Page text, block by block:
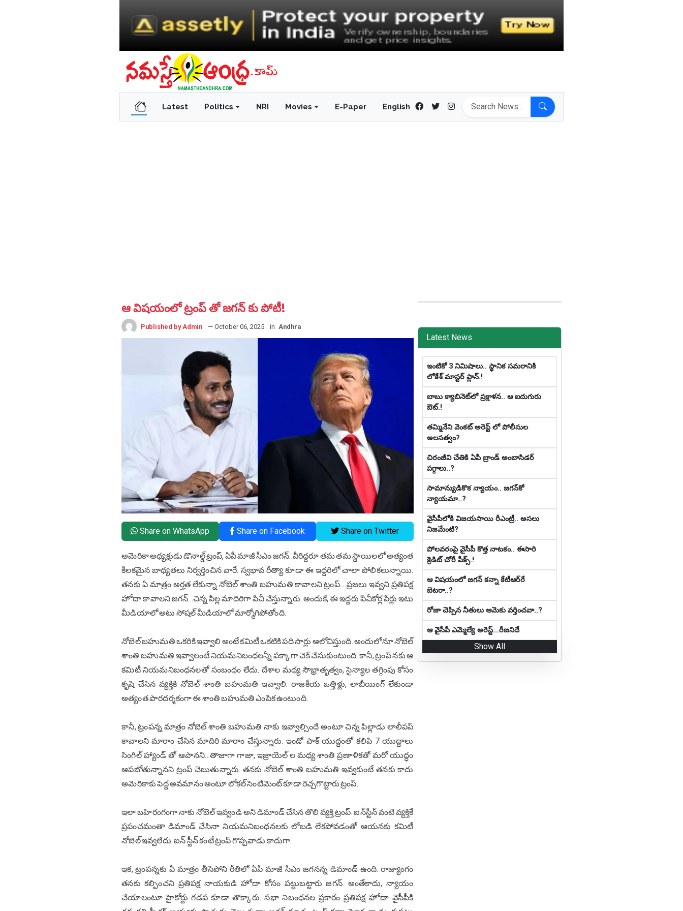
Latest Politics NRI Movies E-Paper English
ఆ విషయంలో ట్రంప్ తో జగన్ కు పోటీ!
Published by Admin — October 06, 2025 in Andhra
Share on WhatsApp Share on Facebook Share on Twitter
అమెరికా అధ్యక్షుడు డొనాల్డ్ ట్రంప్, ఏపీ మాజీ సీఎం జగన్..వీరిద్దరూ తమ తమ స్థాయిలలో అత్యంత
కీలకమైన బాధ్యతలు నిర్వర్తించిన వారే. స్వభావ రీత్యా కూడా ఈ ఇద్దరిలో చాలా పోలికలున్నాయి.
తనకు ఏ మాత్రం అర్హత లేకున్నా నోబెల్ శాంతి బహుమతి కావాలని ట్రంప్....ప్రజలు ఇవ్వని ప్రతిపక్ష
హోదా కావాలని జగన్...చిన్న పిల్ల మాదిరిగా పేచీ చేస్తున్నారు. అందుకే, ఈ ఇద్దరు పేచీకోర్ల పేర్లు ఇటు
మీడియాలో అటు సోషల్ మీడియాలో మార్మోగిపోతోంది.
నోబెల్ బహుమతి ఒకరికి ఇవ్వాలి అంటే కమిటీ ఒకటికి పది సార్లు ఆలోచిస్తుంది. అందులోనూ నోబెల్
శాంతి బహుమతి ఇవ్వాలంటే నియమనిబంధలన్నీ పక్కాగా చెక్ చేసుకుంటుంది. కానీ, ట్రంప్ నకు ఆ
కమిటీ నియమనిబంధనలతో సంబంధం లేదు. దేశాల మధ్య సౌభ్రాతృత్వం, సైన్యాల తగ్గింపు కోసం
కృషి చేసిన వ్యక్తికి నోబెల్ శాంతి బహుమతి ఇవ్వాలి. రాజకీయ ఒత్తిళ్లు, లాబీయింగ్ లేకుండా
అత్యంత పారదర్శకంగా ఈ శాంతి బహుమతి ఎంపిక ఉంటుంది.
కానీ, ట్రంపన్న మాత్రం నోబెల్ శాంతి బహుమతి నాకు ఇవ్వాల్సిందే అంటూ చిన్న పిల్లాడు లాలీపప్
కావాలని మారాం చేసిన మాదిరి మారాం చేస్తున్నారు. ఇండో పాక్ యుద్ధంతో కలిపి 7 యుద్ధాలు
సింగిల్ హ్యాండ్ తో ఆపానని...తాజాగా గాజా, ఇజ్రాయెల్ ల మధ్య శాంతి ప్రణాళికతో మరో యుద్ధం
ఆపబోతున్నానని ట్రంప్ చెబుతున్నారు. తనకు నోబెల్ శాంతి బహుమతి ఇవ్వకుంటే తనకు కాదు
అమెరికాకు పెద్ద అవమానం అంటూ లోకల్ సెంటిమెంట్ కూడా రెచ్చగొట్టారు ట్రంప్.
ఇలా బహిరంగంగా నాకు నోబెల్ ఇవ్వండి అని డిమాండ్ చేసిన తొలి వ్యక్తి ట్రంప్. ఐన్‌స్టీన్‌ వంటి వ్యక్తికే
ప్రపంచమంతా డిమాండ్ చేసినా నియమనిబంధనలకు లోబడి లేకపోవడంతో ఆయనకు కమిటీ
నోబెల్ ఇవ్వలేదు. ఐన్ స్టీన్ కంటే ట్రంప్ గొప్పవాడు కాదుగా.
ఇక, ట్రంపన్నకు ఏ మాత్రం తీసిపోని రీతిలో ఏపీ మాజీ సీఎం జగనన్న డిమాండ్ ఉంది. రాజ్యాంగం
తనకు కల్పించని ప్రతిపక్ష నాయకుడి హోదా కోసం పట్టుబట్టారు జగన్. అంతేకాదు, న్యాయం
చేయాలంటూ హైకోర్టు గడప కూడా తొక్కారు. సభా నిబంధనల ప్రకారం ప్రతిపక్ష హోదా వైసీపీకి
Latest News
ఇంటికో 3 నిమిషాలు.. స్థానిక స‌మ‌రానికి
లోకేశ్ మాస్ట‌ర్ ప్లాన్‌.!
బాబు క్యాబినెట్‌లో ప్ర‌క్షాళ‌న‌.. ఆ ఐదుగురు
ఔట్‌.!
తమ్మినేని వెంకట్ అరెస్ట్ లో పోలీసుల
అలసత్వం?
చిరంజీవి చేతికి ఏపీ బ్రాండ్ అంబాసిడర్
పగ్గాలు..?
సామాన్యుడికొక న్యాయం.. జ‌గ‌న్‌కో
న్యాయ‌మా..?
వైసీపీలోకి విజయసాయి రీఎంట్రీ.. అసలు
నిజమేంటి?
పోలవరంపై వైసీపీ కొత్త నాట‌కం.. ఈసారి
క్రెడిట్ చోరీ పీక్స్.!
ఆ విష‌యంలో జ‌గ‌న్ క‌న్నా కేటీఆర్‌రే
బెట‌రా..?
రోజా చెప్పిన నీతులు ఆమెకు వ‌ర్తించ‌వా..?
ఆ వైసీపీ ఎమ్మెల్యే అరెస్ట్...రీజనిదే
Show All